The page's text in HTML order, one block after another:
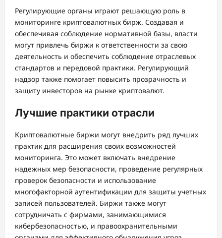
Регулирующие органы играют решающую роль в
мониторинге криптовалютных бирж. Создавая и
обеспечивая соблюдение нормативной базы, власти
могут привлечь биржи к ответственности за свою
деятельность и обеспечить соблюдение отраслевых
стандартов и передовой практики. Регулирующий
надзор также помогает повысить прозрачность и
защиту инвесторов на рынке криптовалют.
Лучшие практики отрасли
Криптовалютные биржи могут внедрить ряд лучших
практик для расширения своих возможностей
мониторинга. Это может включать внедрение
надежных мер безопасности, проведение регулярных
проверок безопасности и использование
многофакторной аутентификации для защиты учетных
записей пользователей. Биржи также могут
сотрудничать с фирмами, занимающимися
кибербезопасностью, и правоохранительными